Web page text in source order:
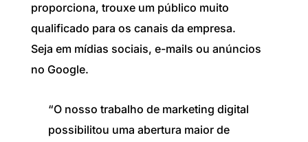
proporciona, trouxe um público muito
qualificado para os canais da empresa.
Seja em mídias sociais, e-mails ou anúncios
no Google.
“O nosso trabalho de marketing digital
possibilitou uma abertura maior de